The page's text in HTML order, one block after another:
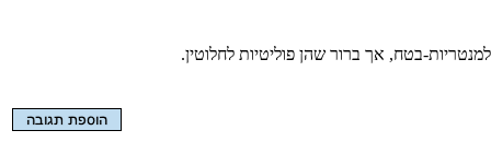
בטח, אך ברור שהן פוליטיות לחלוטין.